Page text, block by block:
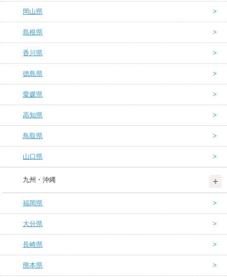
岡山県
島根県
香川県
徳島県
愛媛県
高知県
鳥取県
山口県
九州・沖縄
福岡県
大分県
長崎県
熊本県